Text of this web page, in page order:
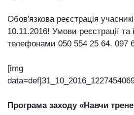
Обов'язкова реєстрація
10.11.2016! Умови реєстрації та
телефонами 050 554 25 64, 097
[img
Програма заходу «Навчи